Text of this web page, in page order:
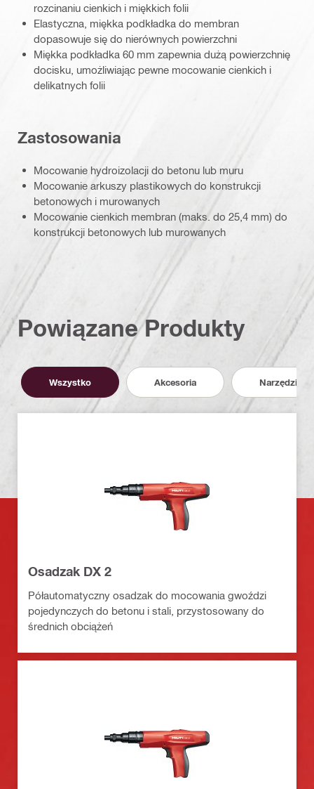
rozcinaniu cienkich i miękkich folii
Elastyczna, miękka podkładka do membran
dopasowuje się do nierównych powierzchni
Miękka podkładka 60 mm zapewnia dużą powierzchnię
docisku, umożliwiając pewne mocowanie cienkich i
delikatnych folii
Zastosowania
Mocowanie hydroizolacji do betonu lub muru
Mocowanie arkuszy plastikowych do konstrukcji
betonowych i murowanych
Mocowanie cienkich membran (maks. do 25,4 mm) do
konstrukcji betonowych lub murowanych
Powiązane Produkty
Wszystko Akcesoria Narzędzia
Osadzak DX 2
Półautomatyczny osadzak do mocowania gwoździ
pojedynczych do betonu i stali, przystosowany do
średnich obciążeń